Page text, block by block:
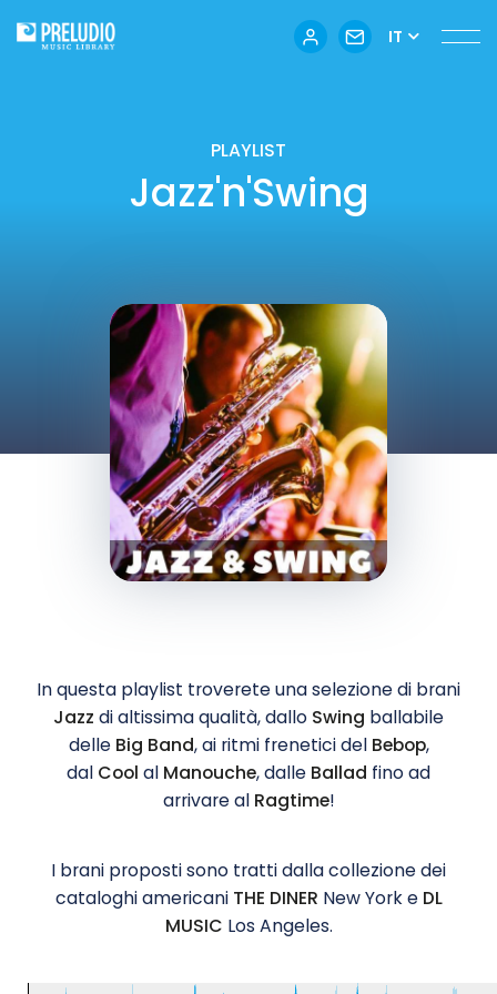
IT
PLAYLIST
Jazz'n'Swing
In questa playlist troverete una selezione di brani
Jazz di altissima qualità, dallo Swing ballabile
delle Big Band, ai ritmi frenetici del Bebop,
dal Cool al Manouche, dalle Ballad fino ad
arrivare al Ragtime!
I brani proposti sono tratti dalla collezione dei
cataloghi americani THE DINER New York e DL
MUSIC Los Angeles.